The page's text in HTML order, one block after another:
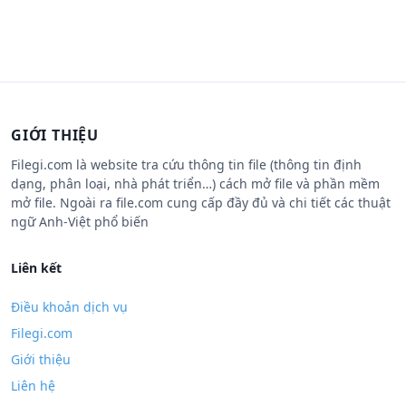
GIỚI THIỆU
Filegi.com là website tra cứu thông tin file (thông tin định
dạng, phân loại, nhà phát triển…) cách mở file và phần mềm
mở file. Ngoài ra file.com cung cấp đầy đủ và chi tiết các thuật
ngữ Anh-Việt phổ biến
Liên kết
Điều khoản dịch vụ
Filegi.com
Giới thiệu
Liên hệ